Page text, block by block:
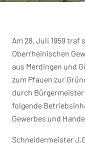
Am 28. Juli 1959 traf
Oberrheinischen
aus Merdingen und
zum Pfauen zur
durch
folgende
Gewerbes und
Schneidermeister